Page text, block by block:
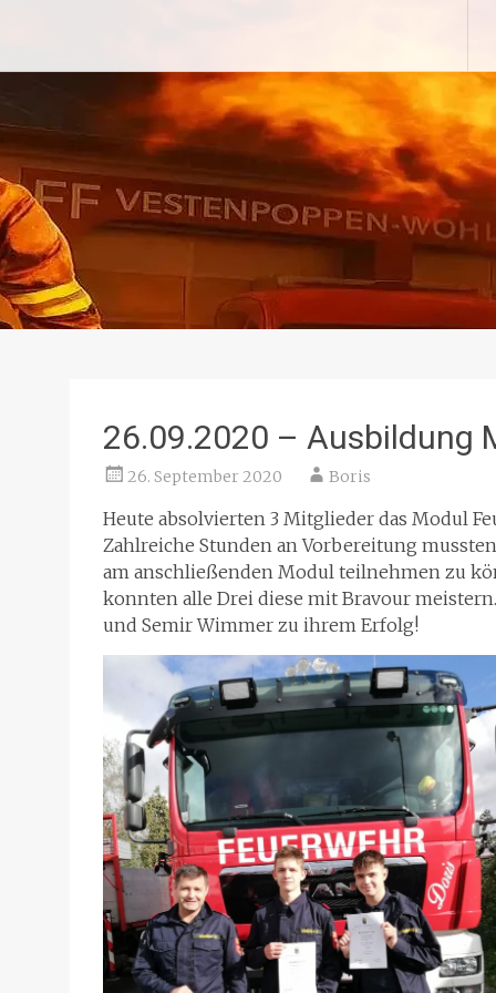
springen
Freiwillige Feuerwehr
26.09.2020 – Ausbildung
26. September 2020 Boris
Heute absolvierten 3 Mitglieder das Modul
Zahlreiche Stunden an Vorbereitung
am anschließenden Modul teilnehmen zu
konnten alle Drei diese mit Bravour
und Semir Wimmer zu ihrem Erfolg!